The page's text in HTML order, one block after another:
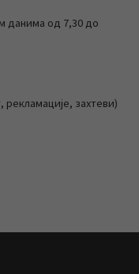
данима од 7,30 до
рекламације, захтеви)